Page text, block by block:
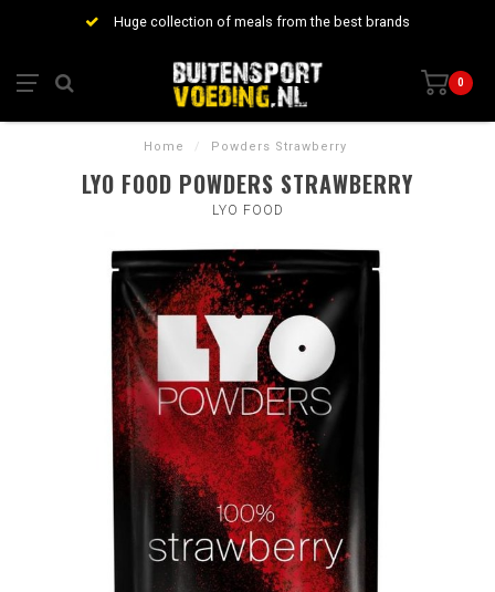
Huge collection of meals from the best brands
0
Home / Powders Strawberry
LYO FOOD POWDERS STRAWBERRY
LYO FOOD